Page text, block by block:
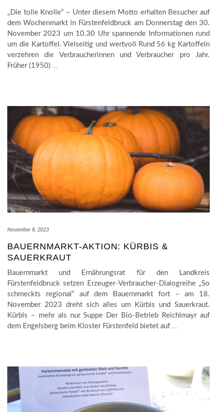
„Die tolle Knolle“ – Unter diesem Motto erhalten Besucher auf
dem Wochenmarkt in Fürstenfeldbruck am Donnerstag den 30.
November 2023 um 10.30 Uhr spannende Informationen rund
um die Kartoffel. Vielseitig und wertvoll Rund 56 kg Kartoffeln
verzehren die Verbraucherinnen und Verbraucher pro Jahr.
Früher (1950) …
November 8, 2023
BAUERNMARKT-AKTION: KÜRBIS &
SAUERKRAUT
Bauernmarkt und Ernährungsrat für den Landkreis
Fürstenfeldbruck setzen Erzeuger-Verbraucher-Dialogreihe „So
schmeckts regional“ auf dem Bauernmarkt fort – am 18.
November 2023 dreht sich alles um Kürbis und Sauerkraut.
Kürbis – mehr als nur Suppe Der Bio-Betrieb Reichlmayr auf
dem Engelsberg beim Kloster Fürstenfeld bietet auf …